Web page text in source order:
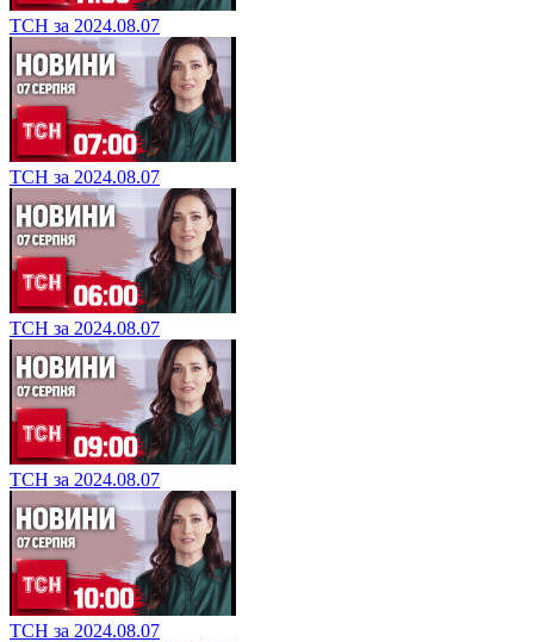
ТСН за 2024.08.07
ТСН за 2024.08.07
ТСН за 2024.08.07
ТСН за 2024.08.07
ТСН за 2024.08.07